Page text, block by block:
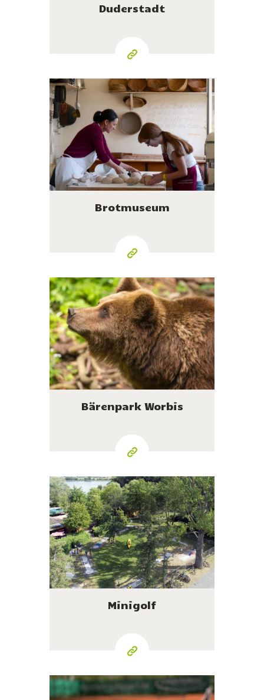
Duderstadt
Brotmuseum
Bärenpark Worbis
Minigolf